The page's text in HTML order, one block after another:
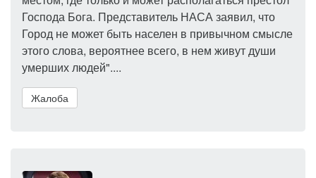
Господа Бога. Представитель НАСА заявил, что
Город не может быть населен в привычном смысле
этого слова, вероятнее всего, в нем живут души
умерших людей"....
Жалоба